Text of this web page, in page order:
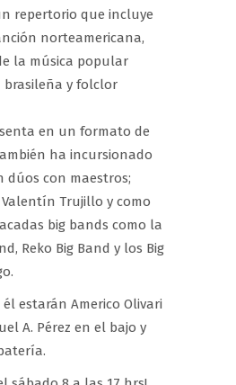
repertorio que incluye
norteamericana,
la música popular
brasileña y folclor
en un formato de
ha incursionado
dúos con maestros;
Trujillo y como
big bands como la
Reko Big Band y los Big
estarán Americo Olivari
A. Pérez en el bajo y